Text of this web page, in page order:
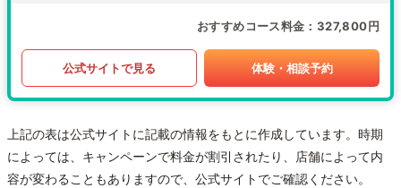
おすすめコース料金 327,800円
公式サイトで見る 体験・相談予約
上記の表は公式サイトに記載の情報をもとに作成しています。時期
によっては、キャンペーンで料金が割引されたり、店舗によって内
容が変わることもありますので、公式サイトでご確認ください。